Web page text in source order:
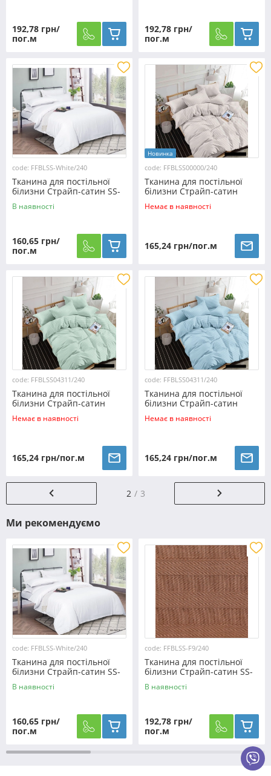
192,78 грн/
пог.м
192,78 грн/
пог.м
code: FFBLSS-White/240
Тканина для постільної
білизни Страйп-сатин SS-
White/240 (50м)
В наявності
160,65 грн/
пог.м
Новинка
code: FFBLSS00000/240
Тканина для постільної
білизни Страйп-сатин
SS00000/240 (60м)
Немає в наявності
165,24 грн/пог.м
code: FFBLSS04311/240
Тканина для постільної
білизни Страйп-сатин
SS04311/240 (60м)
Немає в наявності
165,24 грн/пог.м
code: FFBLSS04311/240
Тканина для постільної
білизни Страйп-сатин
SS04311/240 (60м)
Немає в наявності
165,24 грн/пог.м
2 3
Ми рекомендуємо
code: FFBLSS-White/240
Тканина для постільної
білизни Страйп-сатин SS-
White/240 (50м)
В наявності
160,65 грн/
пог.м
code: FFBLSS-F9/240
Тканина для постільної
білизни Страйп-сатин SS-
F9/240 (30м)
В наявності
192,78 грн/
пог.м